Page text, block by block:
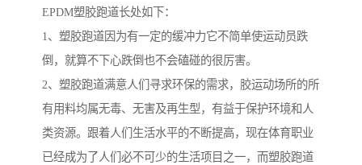
EPDM塑胶跑道长处如下：
1、塑胶跑道因为有一定的缓冲力它不简单使运动员跌
倒，就算不下心跌倒也不会磕碰的很厉害。
2、塑胶跑道满意人们寻求环保的需求，胶运动场所的所
有用料均属无毒、无害及再生型，有益于保护环境和人
类资源。跟着人们生活水平的不断提高，现在体育职业
已经成为了人们必不可少的生活项目之一，而塑胶跑道